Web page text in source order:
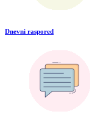
Dnevni raspored